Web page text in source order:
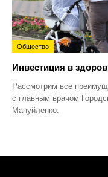
Общество
Инвестиция в
Рассмотрим все
с главным врачом
Мануйленко.